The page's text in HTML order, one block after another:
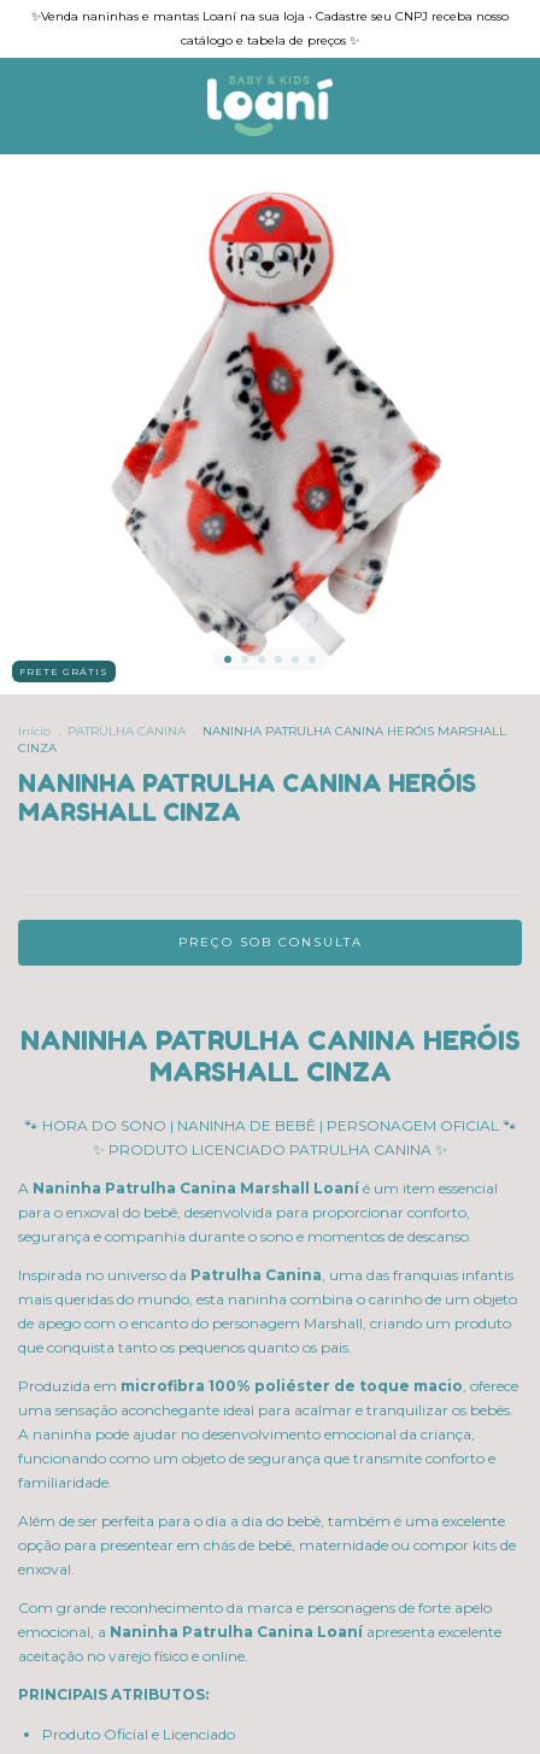
✨Venda naninhas e mantas Loaní na sua loja • Cadastre seu CNPJ receba nosso
catálogo e tabela de preços ✨
FRETE GRÁTIS
Início . PATRULHA CANINA . NANINHA PATRULHA CANINA HERÓIS MARSHALL
CINZA
NANINHA PATRULHA CANINA HERÓIS
MARSHALL CINZA
NANINHA PATRULHA CANINA HERÓIS
MARSHALL CINZA
🐾 HORA DO SONO | NANINHA DE BEBÊ | PERSONAGEM OFICIAL 🐾
✨ PRODUTO LICENCIADO PATRULHA CANINA ✨
A Naninha Patrulha Canina Marshall Loaní é um item essencial
para o enxoval do bebê, desenvolvida para proporcionar conforto,
segurança e companhia durante o sono e momentos de descanso.
Inspirada no universo da Patrulha Canina, uma das franquias infantis
mais queridas do mundo, esta naninha combina o carinho de um objeto
de apego com o encanto do personagem Marshall, criando um produto
que conquista tanto os pequenos quanto os pais.
Produzida em microfibra 100% poliéster de toque macio, oferece
uma sensação aconchegante ideal para acalmar e tranquilizar os bebês.
A naninha pode ajudar no desenvolvimento emocional da criança,
funcionando como um objeto de segurança que transmite conforto e
familiaridade.
Além de ser perfeita para o dia a dia do bebê, também é uma excelente
opção para presentear em chás de bebê, maternidade ou compor kits de
enxoval.
Com grande reconhecimento da marca e personagens de forte apelo
emocional, a Naninha Patrulha Canina Loaní apresenta excelente
aceitação no varejo físico e online.
PRINCIPAIS ATRIBUTOS:
Produto Oficial e Licenciado